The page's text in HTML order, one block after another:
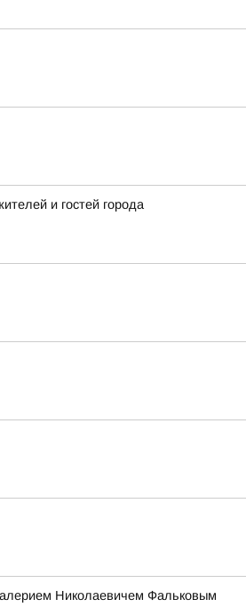
и гостей города
Николаевичем Фальковым